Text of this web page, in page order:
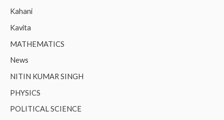
Kahani
Kavita
MATHEMATICS
News
NITIN KUMAR SINGH
PHYSICS
POLITICAL SCIENCE